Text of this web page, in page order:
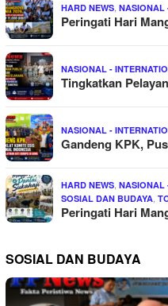
HARD NEWS NASIONAL
Peringati Hari
NASIONAL -
Tingkatkan
NASIONAL -
Gandeng KPK,
HARD NEWS NASIONAL
SOSIAL DAN BUDAYA
Peringati Hari
SOSIAL DAN BUDAYA